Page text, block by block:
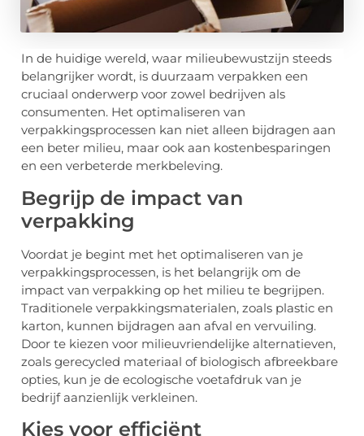
In de huidige wereld, waar milieubewustzijn steeds
belangrijker wordt, is duurzaam verpakken een
cruciaal onderwerp voor zowel bedrijven als
consumenten. Het optimaliseren van
verpakkingsprocessen kan niet alleen bijdragen aan
een beter milieu, maar ook aan kostenbesparingen
en een verbeterde merkbeleving.
Begrijp de impact van
verpakking
Voordat je begint met het optimaliseren van je
verpakkingsprocessen, is het belangrijk om de
impact van verpakking op het milieu te begrijpen.
Traditionele verpakkingsmaterialen, zoals plastic en
karton, kunnen bijdragen aan afval en vervuiling.
Door te kiezen voor milieuvriendelijke alternatieven,
zoals gerecycled materiaal of biologisch afbreekbare
opties, kun je de ecologische voetafdruk van je
bedrijf aanzienlijk verkleinen.
Kies voor efficiënt